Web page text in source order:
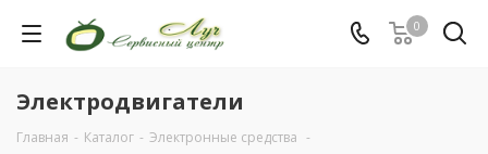
0
Электродвигатели
Главная - Каталог - Электронные средства -